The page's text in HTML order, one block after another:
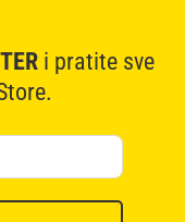
i pratite sve